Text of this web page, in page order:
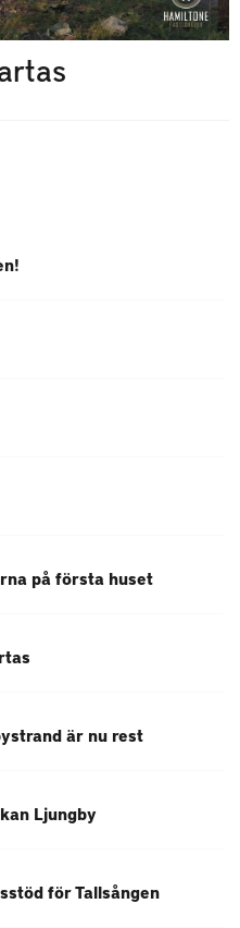
på första huset
är nu rest
Ljungby
för Tallsången